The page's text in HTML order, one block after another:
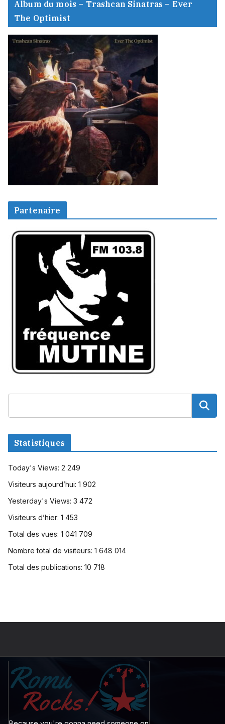
Album du mois – Trashcan Sinatras – Ever
The Optimist
Partenaire
Statistiques
Today's Views: 2 249
Visiteurs aujourd’hui: 1 902
Yesterday's Views: 3 472
Visiteurs d’hier: 1 453
Total des vues: 1 041 709
Nombre total de visiteurs: 1 648 014
Total des publications: 10 718